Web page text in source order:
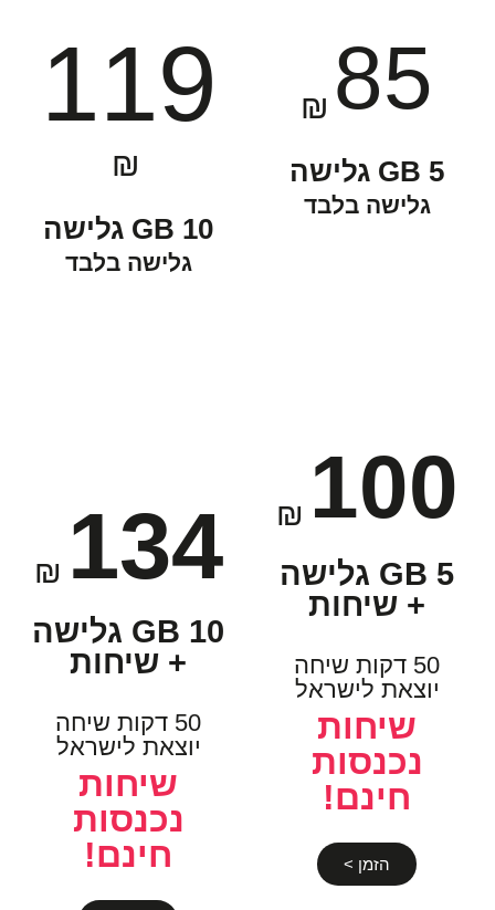
85
₪
5 GB גלישה
גלישה בלבד
100
₪
5 GB גלישה
+ שיחות
50 דקות שיחה
יוצאת לישראל
שיחות
נכנסות
חינם!
הזמן >
119
₪
10 GB גלישה
גלישה בלבד
134
₪
10 GB גלישה
+ שיחות
50 דקות שיחה
יוצאת לישראל
שיחות
נכנסות
חינם!